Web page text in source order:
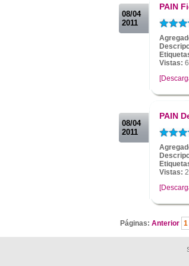
08/04
2011
PAIN
Vistas:
08/04
2011
PAIN
Vistas:
Páginas: Anterior 1